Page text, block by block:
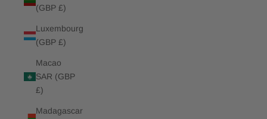
(GBP £)
Luxembourg
(GBP £)
Macao
SAR (GBP
£)
Madagascar